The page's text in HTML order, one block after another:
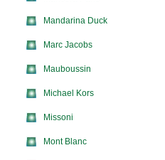
Mandarina Duck
Marc Jacobs
Mauboussin
Michael Kors
Missoni
Mont Blanc